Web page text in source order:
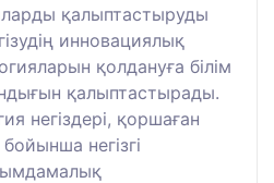
қалыптастыруды
инновациялық
қолдануға білім
қалыптастырады.
негіздері, қоршаған
негізгі